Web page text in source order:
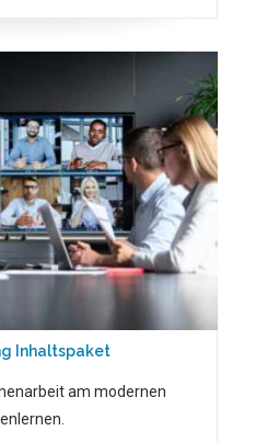
Inhaltspaket
am modernen